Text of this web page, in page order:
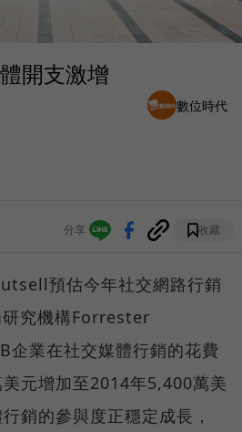
開支激增
數位時代
分享 收藏
預估今年社交網路行銷
究機構Forrester
企業在社交媒體行銷的花費
元增加至2014年5,400萬美
銷的參與度正穩定成長，